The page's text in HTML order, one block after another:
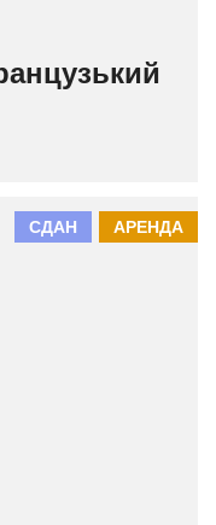
АРЕНДА
СДАН